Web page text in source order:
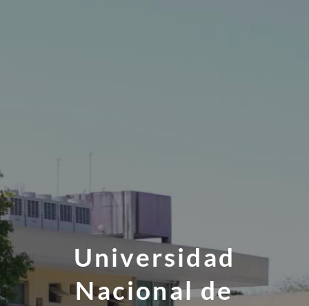
Universidad
Nacional de